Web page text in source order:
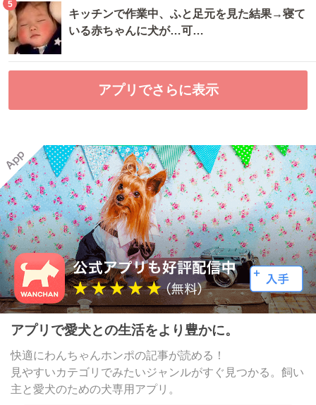
5
キッチンで作業中、ふと足元を見た結果→寝て
いる赤ちゃんに犬が…可…
アプリでさらに表示
アプリで愛犬との生活をより豊かに。
快適にわんちゃんホンポの記事が読める！
見やすいカテゴリでみたいジャンルがすぐ見つかる。飼い
主と愛犬のための犬専用アプリ。